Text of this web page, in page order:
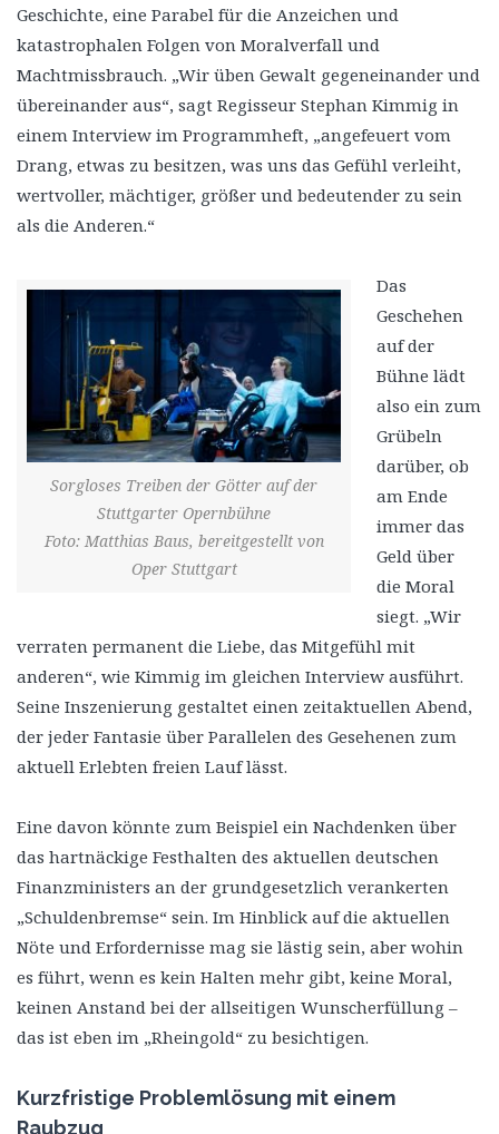
Geschichte, eine Parabel für die Anzeichen und
katastrophalen Folgen von Moralverfall und
Machtmissbrauch. „Wir üben Gewalt gegeneinander und
übereinander aus“, sagt Regisseur Stephan Kimmig in
einem Interview im Programmheft, „angefeuert vom
Drang, etwas zu besitzen, was uns das Gefühl verleiht,
wertvoller, mächtiger, größer und bedeutender zu sein
als die Anderen.“
Sorgloses Treiben der Götter auf der
Stuttgarter Opernbühne
Foto: Matthias Baus, bereitgestellt von
Oper Stuttgart
Das
Geschehen
auf der
Bühne lädt
also ein zum
Grübeln
darüber, ob
am Ende
immer das
Geld über
die Moral
siegt. „Wir
verraten permanent die Liebe, das Mitgefühl mit
anderen“, wie Kimmig im gleichen Interview ausführt.
Seine Inszenierung gestaltet einen zeitaktuellen Abend,
der jeder Fantasie über Parallelen des Gesehenen zum
aktuell Erlebten freien Lauf lässt.
Eine davon könnte zum Beispiel ein Nachdenken über
das hartnäckige Festhalten des aktuellen deutschen
Finanzministers an der grundgesetzlich verankerten
„Schuldenbremse“ sein. Im Hinblick auf die aktuellen
Nöte und Erfordernisse mag sie lästig sein, aber wohin
es führt, wenn es kein Halten mehr gibt, keine Moral,
keinen Anstand bei der allseitigen Wunscherfüllung –
das ist eben im „Rheingold“ zu besichtigen.
Kurzfristige Problemlösung mit einem
Raubzug